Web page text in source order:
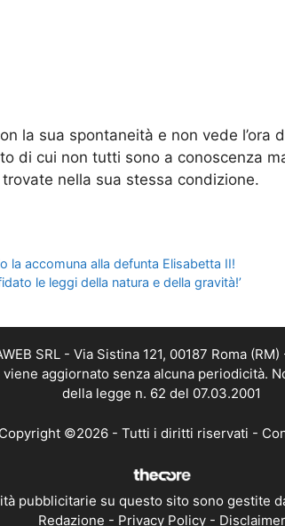
la sua spontaneità e non vede l’ora
di cui non tutti sono a conoscenza ma
nella sua stessa condizione.
la accomuna alla defunta Elisabetta II!
le leggi della natura e della gravità!’
SRL - Via Sistina 121, 00187 Roma
aggiornato senza alcuna periodicità.
della legge n. 62 del 07.03.2001
Redazione- Privacy Policy-Disclaimer